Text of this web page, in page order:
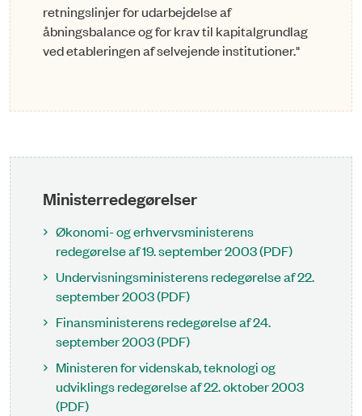
retningslinjer for udarbejdelse af
åbningsbalance og for krav til kapitalgrundlag
ved etableringen af selvejende institutioner."
Ministerredegørelser
Økonomi- og erhvervsministerens
redegørelse af 19. september 2003 (PDF)
Undervisningsministerens redegørelse af 22.
september 2003 (PDF)
Finansministerens redegørelse af 24.
september 2003 (PDF)
Ministeren for videnskab, teknologi og
udviklings redegørelse af 22. oktober 2003
(PDF)